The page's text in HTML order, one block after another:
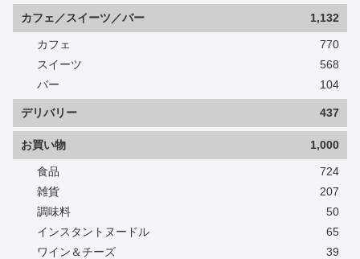
カフェ／スイーツ／バー 1,132
カフェ
770
スイーツ
568
バー
104
デリバリー 437
お買い物 1,000
食品
724
雑貨
207
調味料
50
インスタントヌードル
65
ワイン＆チーズ
39